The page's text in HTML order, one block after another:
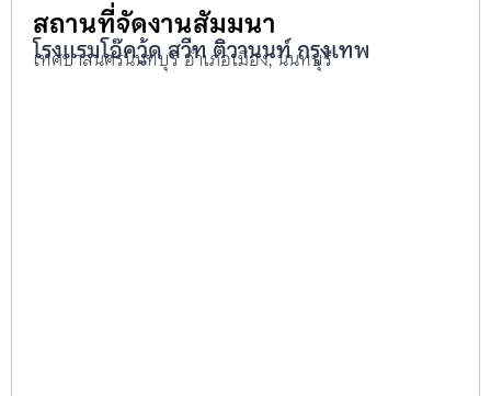
สถานที่จัดงานสัมมนา
โรงแรมโอ๊ควู้ด สวีท ติวานนท์ กรุงเทพ
เทศบาลนครนนทบุรี อำเภอเมือง, นนทบุรี